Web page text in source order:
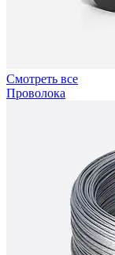
Смотреть все
Проволока